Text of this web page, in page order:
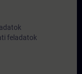
feladatok